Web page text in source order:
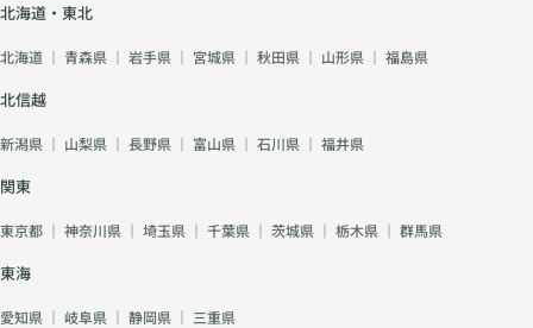
北海道・東北
北海道 ｜ 青森県 ｜ 岩手県 ｜ 宮城県 ｜ 秋田県 ｜ 山形県 ｜ 福島県
北信越
新潟県 ｜ 山梨県 ｜ 長野県 ｜ 富山県 ｜ 石川県 ｜ 福井県
関東
東京都 ｜ 神奈川県 ｜ 埼玉県 ｜ 千葉県 ｜ 茨城県 ｜ 栃木県 ｜ 群馬県
東海
愛知県 ｜ 岐阜県 ｜ 静岡県 ｜ 三重県